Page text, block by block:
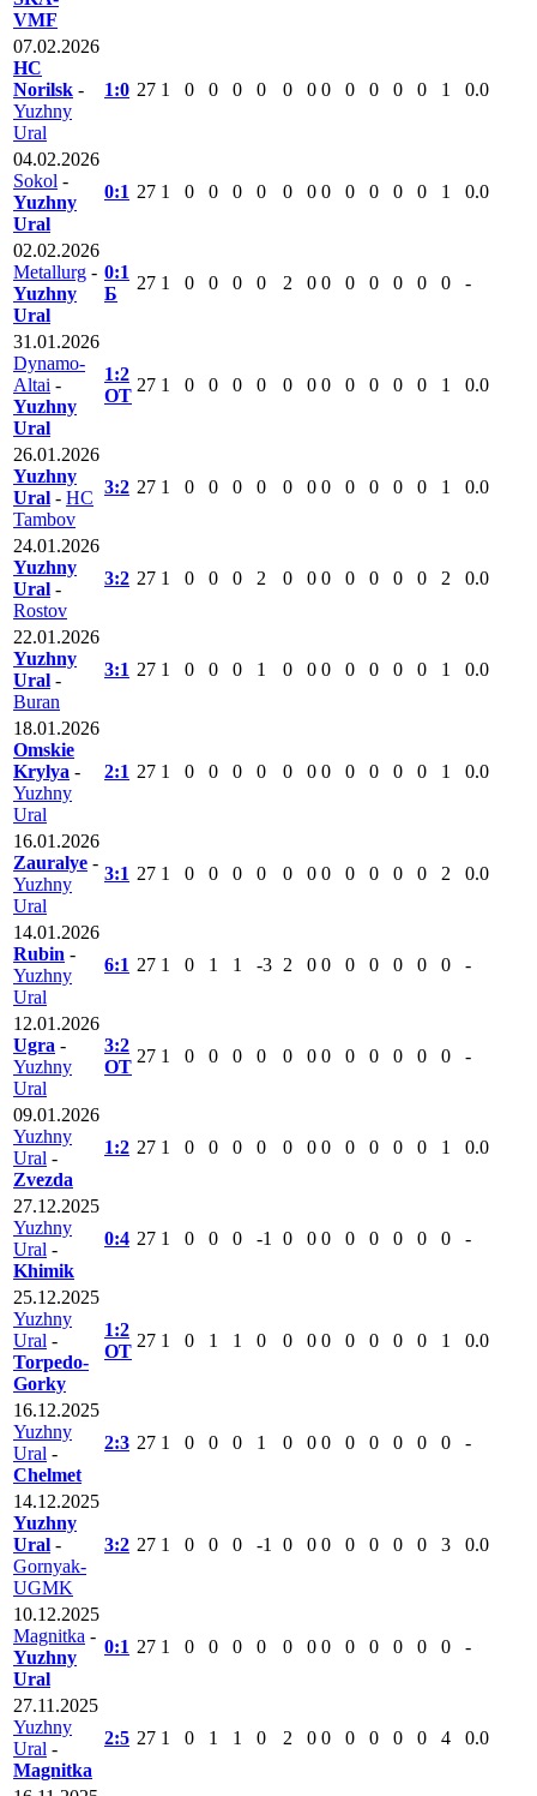
VMF
07.02.2026
HC
Norilsk -
Yuzhny
Ural
1:0 27 1 0 0 0 0 0 0 0 0 0 0 0 1 0.0
04.02.2026
Sokol -
Yuzhny
Ural
0:1 27 1 0 0 0 0 0 0 0 0 0 0 0 1 0.0
02.02.2026
Metallurg -
Yuzhny
Ural
0:1
Б
27 1 0 0 0 0 2 0 0 0 0 0 0 0 -
31.01.2026
Dynamo-
Altai -
Yuzhny
Ural
1:2
ОТ
27 1 0 0 0 0 0 0 0 0 0 0 0 1 0.0
26.01.2026
Yuzhny
Ural - HC
Tambov
3:2 27 1 0 0 0 0 0 0 0 0 0 0 0 1 0.0
24.01.2026
Yuzhny
Ural -
Rostov
3:2 27 1 0 0 0 2 0 0 0 0 0 0 0 2 0.0
22.01.2026
Yuzhny
Ural -
Buran
3:1 27 1 0 0 0 1 0 0 0 0 0 0 0 1 0.0
18.01.2026
Omskie
Krylya -
Yuzhny
Ural
2:1 27 1 0 0 0 0 0 0 0 0 0 0 0 1 0.0
16.01.2026
Zauralye -
Yuzhny
Ural
3:1 27 1 0 0 0 0 0 0 0 0 0 0 0 2 0.0
14.01.2026
Rubin -
Yuzhny
Ural
6:1 27 1 0 1 1 -3 2 0 0 0 0 0 0 0 -
12.01.2026
Ugra -
Yuzhny
Ural
3:2
ОТ
27 1 0 0 0 0 0 0 0 0 0 0 0 0 -
09.01.2026
Yuzhny
Ural -
Zvezda
1:2 27 1 0 0 0 0 0 0 0 0 0 0 0 1 0.0
27.12.2025
Yuzhny
Ural -
Khimik
0:4 27 1 0 0 0 -1 0 0 0 0 0 0 0 0 -
25.12.2025
Yuzhny
Ural -
Torpedo-
Gorky
1:2
ОТ
27 1 0 1 1 0 0 0 0 0 0 0 0 1 0.0
16.12.2025
Yuzhny
Ural -
Chelmet
2:3 27 1 0 0 0 1 0 0 0 0 0 0 0 0 -
14.12.2025
Yuzhny
Ural -
Gornyak-
UGMK
3:2 27 1 0 0 0 -1 0 0 0 0 0 0 0 3 0.0
10.12.2025
Magnitka -
Yuzhny
Ural
0:1 27 1 0 0 0 0 0 0 0 0 0 0 0 0 -
27.11.2025
Yuzhny
Ural -
Magnitka
2:5 27 1 0 1 1 0 2 0 0 0 0 0 0 4 0.0